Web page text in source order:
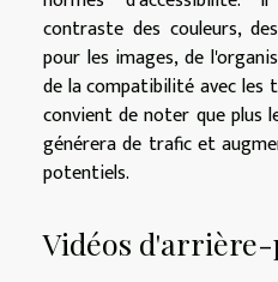
contraste des couleurs,
pour les images, de
de la compatibilité avec les
convient de noter que plus
générera de trafic et
potentiels.
Vidéos